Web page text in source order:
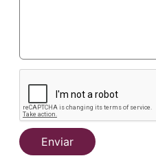
Enviar